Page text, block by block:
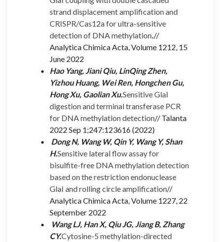
strand displacement amplification and
CRISPR/Cas12a for ultra-sensitive
detection of DNA methylation //
Analytica Chimica Acta, Volume 1212, 15
June 2022
Hao Yang, Jiani Qiu, LinQing Zhen,
Yizhou Huang, Wei Ren, Hongchen Gu,
Hong Xu, Gaolian Xu.Sensitive GlaI
digestion and terminal transferase PCR
for DNA methylation detection// Talanta
2022 Sep 1;247:123616 (2022)
Dong N, Wang W, Qin Y, Wang Y, Shan
H.Sensitive lateral flow assay for
bisulfite-free DNA methylation detection
based on the restriction endonuclease
GlaI and rolling circle amplification//
Analytica Chimica Acta, Volume 1227, 22
September 2022
Wang LJ, Han X, Qiu JG, Jiang B, Zhang
CY.Cytosine-5 methylation-directed